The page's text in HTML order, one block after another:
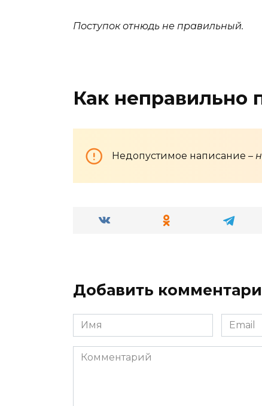
Поступок отнюдь не правильный.
Как неправильно
Недопустимое написание –
Добавить
Имя
*
Email
*
Комментарий